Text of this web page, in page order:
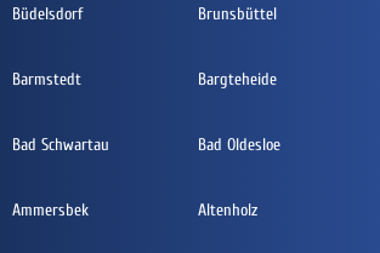
Büdelsdorf Brunsbüttel
Barmstedt Bargteheide
Bad Schwartau Bad Oldesloe
Ammersbek Altenholz